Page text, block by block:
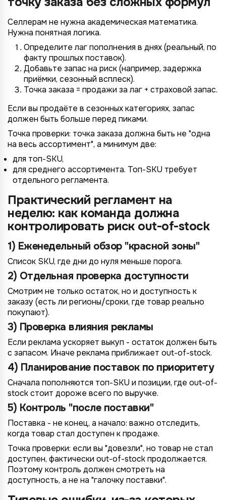
Селлерам не нужна академическая математика.
Нужна понятная логика.
Определите лаг пополнения в днях (реальный, по
факту прошлых поставок).
Добавьте запас на риск (например, задержка
приёмки, сезонный всплеск).
Точка заказа = продажи за лаг + страховой запас.
Если вы продаёте в сезонных категориях, запас
должен быть больше перед пиками.
Точка проверки: точка заказа должна быть не "одна
на весь ассортимент", а минимум две:
для топ-SKU,
для среднего ассортимента. Топ-SKU требует
отдельного регламента.
Практический регламент на
неделю: как команда должна
контролировать риск out-of-stock
1) Еженедельный обзор "красной зоны"
Список SKU, где дни до нуля меньше порога.
2) Отдельная проверка доступности
Смотрим не только остаток, но и доступность к
заказу (есть ли регионы/сроки, где товар реально
покупают).
3) Проверка влияния рекламы
Если реклама ускоряет выкуп - остаток должен быть
с запасом. Иначе реклама приближает out-of-stock.
4) Планирование поставок по приоритету
Сначала пополняются топ-SKU и позиции, где out-of-
stock стоит дороже всего по выручке.
5) Контроль "после поставки"
Поставка - не конец, а начало: важно отследить,
когда товар стал доступен к продаже.
Точка проверки: если вы "довезли", но товар не стал
доступен, фактически out-of-stock продолжается.
Поэтому контроль должен смотреть на
доступность, а не на "галочку поставки".
*
Согласие на обработку ПД
Правила обработки персональных данных
Отправить заявку
*
https:// your-company .totalcrm.ru
Назад
Wildberries
Ozon
YandexMarket
MegaMarket
Другие
Назад
Не указывать
1 организация
до 3 огранизаций
до 5 организаций
более 5 организаций
Назад
Не указывать
до 1 млн.
от 1 до 5 млн.
от 5 до 10 млн.
от 10 млн.
Назад